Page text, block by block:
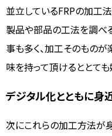
並立しているFRPの加工
製品や部品の工法を調べ
事も多く、加工そのもの
味を持って頂けるととても
デジタル化とともに身
次にこれらの加工方法が